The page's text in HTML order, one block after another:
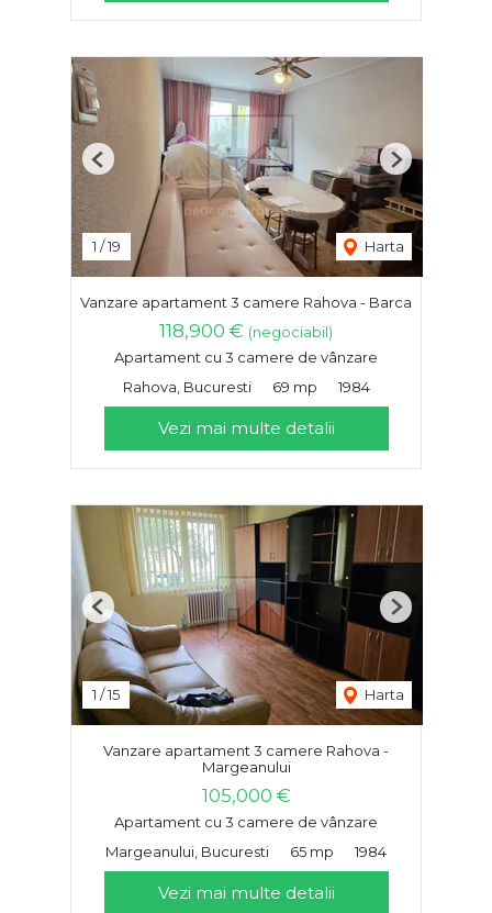
1 /19 Harta
Previous Next
Vanzare apartament 3 camere Rahova - Barca
118,900 € (negociabil)
Apartament cu 3 camere de vânzare
Rahova, Bucuresti
69 mp 1984
Vezi mai multe detalii
1 /15 Harta
Previous Next
Vanzare apartament 3 camere Rahova -
Margeanului
105,000 €
Apartament cu 3 camere de vânzare
Margeanului, Bucuresti
65 mp 1984
Vezi mai multe detalii